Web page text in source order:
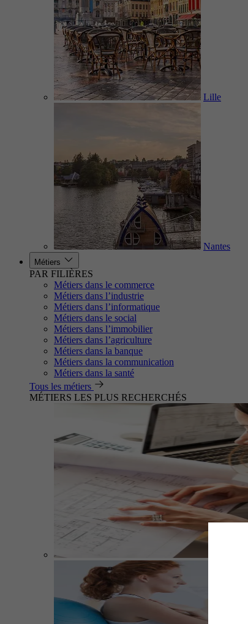
Lille
Nantes
Métiers
PAR FILIÈRES
Métiers dans le commerce
Métiers dans l’industrie
Métiers dans l’informatique
Métiers dans le social
Métiers dans l’immobilier
Métiers dans l’agriculture
Métiers dans la banque
Métiers dans la communication
Métiers dans la santé
Tous les métiers
MÉTIERS LES PLUS RECHERCHÉS